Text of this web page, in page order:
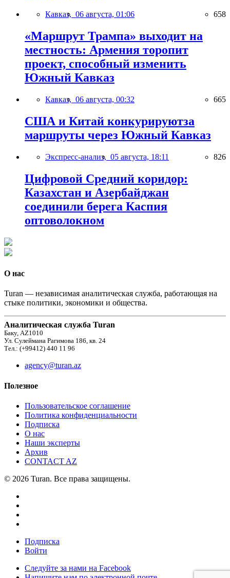
Кавказ, 06 августа, 01:06 658
«Маршрут Трампа» выходит на
местность: Армения торопит
проект, способный изменить
Южный Кавказ
Кавказ, 06 августа, 00:32 665
США и Китай конкурируютза
маршруты через Южный Кавказ
Экспресс-анализ, 05 августа, 18:11 826
Цифровой Средний коридор:
Казахстан и Азербайджан
соединили берега Каспия
оптоволокном
О нас
Turan — независимая аналитическая служба, работающая на
стыке политики, экономики и общества.
Аналитическая служба Turan
Баку, AZ1010
Ул. Сулеймана Рагимова 186, кв. 24
Тел.: (+99412) 440 11 96
agency@turan.az
Полезное
Пользовательское соглашение
Политика конфиденциальности
Подписка
О нас
Наши эксперты
Архив
CONTACT AZ
© 2026 Turan. Все права защищены.
Подписка
Войти
Следуйте за нами на Facebook